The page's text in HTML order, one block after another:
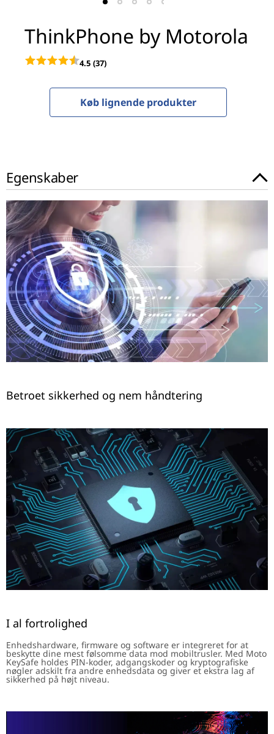
o
a
ThinkPhone by Motorola
4.5 (37)
Køb lignende produkter
Egenskaber
Betroet sikkerhed og nem håndtering
I al fortrolighed
Enhedshardware, firmware og software er integreret for at
beskytte dine mest følsomme data mod mobiltrusler. Med Moto
KeySafe holdes PIN-koder, adgangskoder og kryptografiske
nøgler adskilt fra andre enhedsdata og giver et ekstra lag af
sikkerhed på højt niveau.